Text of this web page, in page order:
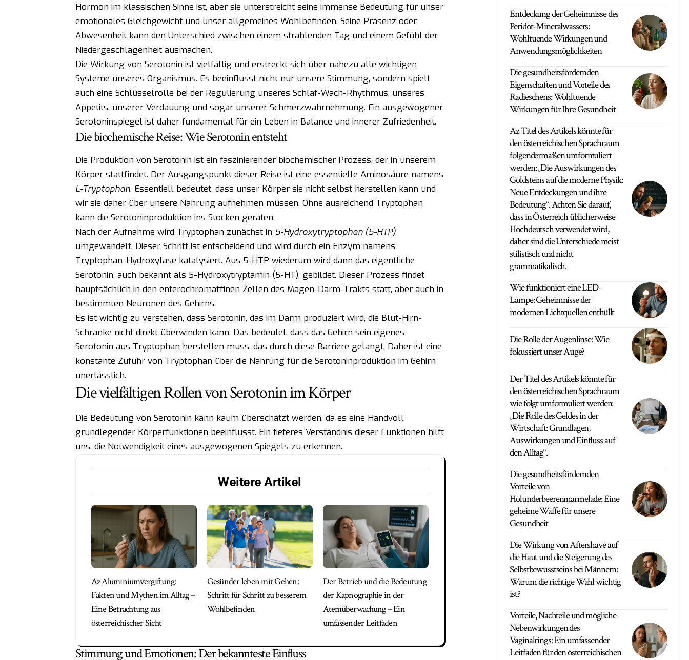
Hormon im klassischen Sinne ist, aber sie unterstreicht seine immense Bedeutung für unser
emotionales Gleichgewicht und unser allgemeines Wohlbefinden. Seine Präsenz oder
Abwesenheit kann den Unterschied zwischen einem strahlenden Tag und einem Gefühl der
Niedergeschlagenheit ausmachen.
Die Wirkung von Serotonin ist vielfältig und erstreckt sich über nahezu alle wichtigen
Systeme unseres Organismus. Es beeinflusst nicht nur unsere Stimmung, sondern spielt
auch eine Schlüsselrolle bei der Regulierung unseres Schlaf-Wach-Rhythmus, unseres
Appetits, unserer Verdauung und sogar unserer Schmerzwahrnehmung. Ein ausgewogener
Serotoninspiegel ist daher fundamental für ein Leben in Balance und innerer Zufriedenheit.
Die biochemische Reise: Wie Serotonin entsteht
Die Produktion von Serotonin ist ein faszinierender biochemischer Prozess, der in unserem
Körper stattfindet. Der Ausgangspunkt dieser Reise ist eine essentielle Aminosäure namens
L-Tryptophan. Essentiell bedeutet, dass unser Körper sie nicht selbst herstellen kann und
wir sie daher über unsere Nahrung aufnehmen müssen. Ohne ausreichend Tryptophan
kann die Serotoninproduktion ins Stocken geraten.
Nach der Aufnahme wird Tryptophan zunächst in 5-Hydroxytryptophan (5-HTP)
umgewandelt. Dieser Schritt ist entscheidend und wird durch ein Enzym namens
Tryptophan-Hydroxylase katalysiert. Aus 5-HTP wiederum wird dann das eigentliche
Serotonin, auch bekannt als 5-Hydroxytryptamin (5-HT), gebildet. Dieser Prozess findet
hauptsächlich in den enterochromaffinen Zellen des Magen-Darm-Trakts statt, aber auch in
bestimmten Neuronen des Gehirns.
Es ist wichtig zu verstehen, dass Serotonin, das im Darm produziert wird, die Blut-Hirn-
Schranke nicht direkt überwinden kann. Das bedeutet, dass das Gehirn sein eigenes
Serotonin aus Tryptophan herstellen muss, das durch diese Barriere gelangt. Daher ist eine
konstante Zufuhr von Tryptophan über die Nahrung für die Serotoninproduktion im Gehirn
unerlässlich.
Die vielfältigen Rollen von Serotonin im Körper
Die Bedeutung von Serotonin kann kaum überschätzt werden, da es eine Handvoll
grundlegender Körperfunktionen beeinflusst. Ein tieferes Verständnis dieser Funktionen hilft
uns, die Notwendigkeit eines ausgewogenen Spiegels zu erkennen.
Weitere Artikel
Az Aluminiumvergiftung:
Fakten und Mythen im Alltag –
Eine Betrachtung aus
österreichischer Sicht
Gesünder leben mit Gehen:
Schritt für Schritt zu besserem
Wohlbefinden
Der Betrieb und die Bedeutung
der Kapnographie in der
Atemüberwachung – Ein
umfassender Leitfaden
Stimmung und Emotionen: Der bekannteste Einfluss
Entdeckung der Geheimnisse des
Peridot-Mineralwassers:
Wohltuende Wirkungen und
Anwendungsmöglichkeiten
Die gesundheitsfördernden
Eigenschaften und Vorteile des
Radieschens: Wohltuende
Wirkungen für Ihre Gesundheit
Az Titel des Artikels könnte für
den österreichischen Sprachraum
folgendermaßen umformuliert
werden: „Die Auswirkungen des
Goldsteins auf die moderne Physik:
Neue Entdeckungen und ihre
Bedeutung“. Achten Sie darauf,
dass in Österreich üblicherweise
Hochdeutsch verwendet wird,
daher sind die Unterschiede meist
stilistisch und nicht
grammatikalisch.
Wie funktioniert eine LED-
Lampe: Geheimnisse der
modernen Lichtquellen enthüllt
Die Rolle der Augenlinse: Wie
fokussiert unser Auge?
Der Titel des Artikels könnte für
den österreichischen Sprachraum
wie folgt umformuliert werden:
„Die Rolle des Geldes in der
Wirtschaft: Grundlagen,
Auswirkungen und Einfluss auf
den Alltag“.
Die gesundheitsfördernden
Vorteile von
Holunderbeerenmarmelade: Eine
geheime Waffe für unsere
Gesundheit
Die Wirkung von Aftershave auf
die Haut und die Steigerung des
Selbstbewusstseins bei Männern:
Warum die richtige Wahl wichtig
ist?
Vorteile, Nachteile und mögliche
Nebenwirkungen des
Vaginalrings: Ein umfassender
Leitfaden für den österreichischen